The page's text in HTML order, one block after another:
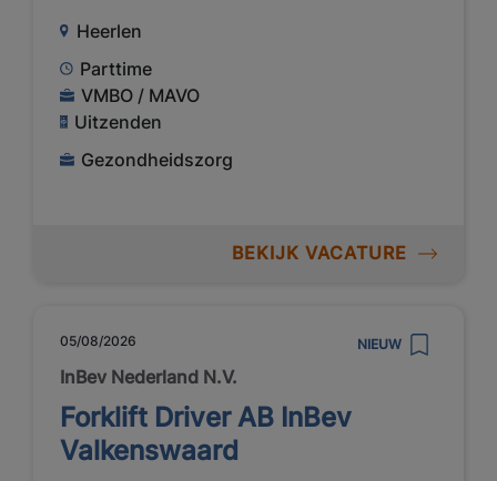
Heerlen
Parttime
VMBO / MAVO
Uitzenden
Gezondheidszorg
BEKIJK VACATURE
05/08/2026 NIEUW
InBev Nederland N.V.
Forklift Driver AB InBev
Valkenswaard